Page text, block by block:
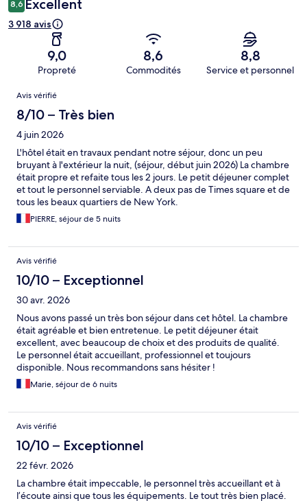
8,6 Excellent
3 918 avis
9,0
Propreté
8,6
Commodités
8,8
Service et personnel
Avis
Avis vérifié
8/10 – Très bien
4 juin 2026
L'hôtel était en travaux pendant notre séjour, donc un peu
bruyant à l'extérieur la nuit, (séjour, début juin 2026) La chambre
était propre et refaite tous les 2 jours. Le petit déjeuner complet
et tout le personnel serviable. A deux pas de Times square et de
tous les beaux quartiers de New York.
PIERRE, séjour de 5 nuits
Avis vérifié
10/10 – Exceptionnel
30 avr. 2026
Nous avons passé un très bon séjour dans cet hôtel. La chambre
était agréable et bien entretenue. Le petit déjeuner était
excellent, avec beaucoup de choix et des produits de qualité.
Le personnel était accueillant, professionnel et toujours
disponible. Nous recommandons sans hésiter !
Marie, séjour de 6 nuits
Avis vérifié
10/10 – Exceptionnel
22 févr. 2026
La chambre était impeccable, le personnel très accueillant et à
l’écoute ainsi que tous les équipements. Le tout très bien placé.